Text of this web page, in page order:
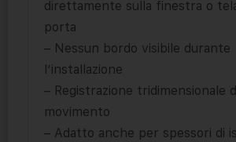
direttamente sulla finestra o
porta
– Nessun bordo visibile durante
l’installazione
– Registrazione tridimensionale
movimento
– Adatto anche per spessori di